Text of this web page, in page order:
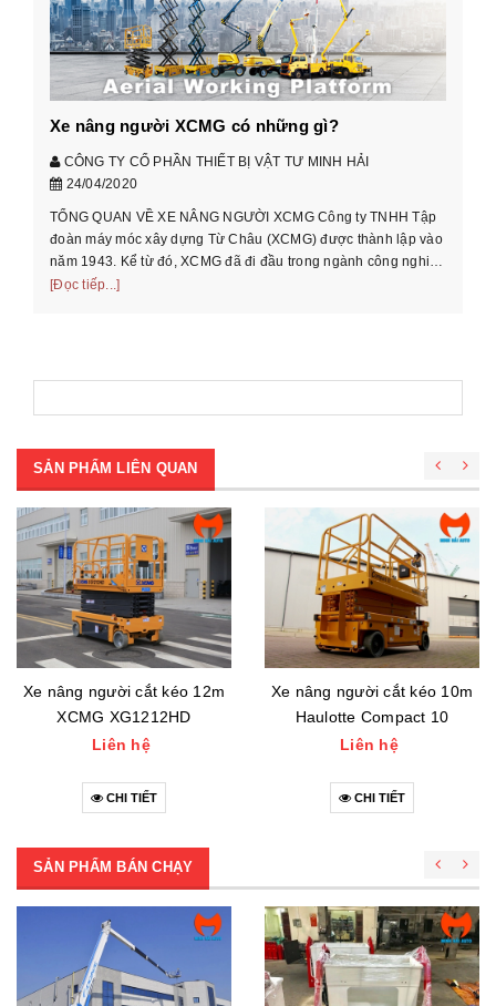
Xe nâng người XCMG có những gì?
CÔNG TY CỔ PHẦN THIẾT BỊ VẬT TƯ MINH HẢI
24/04/2020
TỔNG QUAN VỀ XE NÂNG NGƯỜI XCMG Công ty TNHH Tập
đoàn máy móc xây dựng Từ Châu (XCMG) được thành lập vào
năm 1943. Kể từ đó, XCMG đã đi đầu trong ngành công nghiệp
máy móc xây dựng của ...
[Đọc tiếp...]
SẢN PHẨM LIÊN QUAN
Xe nâng người cắt kéo 12m
XCMG XG1212HD
Liên hệ
CHI TIẾT
Xe nâng người cắt kéo 10m
Haulotte Compact 10
Liên hệ
CHI TIẾT
SẢN PHẨM BÁN CHẠY